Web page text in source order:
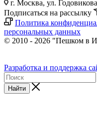
г. Москва, ул.
Подписаться на рассылку
Политика
персональных данных
© 2010 - 2026 "Пешком в
Разработка и поддержка
Найти